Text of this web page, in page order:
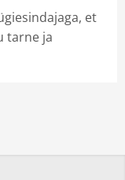
et
tarne ja